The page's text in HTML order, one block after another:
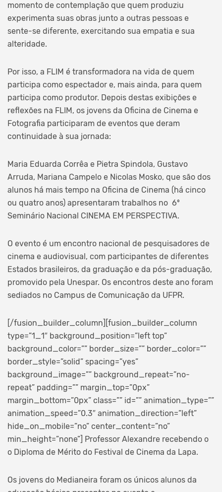
momento de contemplação que quem produziu
experimenta suas obras junto a outras pessoas e
sente-se diferente, exercitando sua empatia e sua
alteridade.
Por isso, a FLIM é transformadora na vida de quem
participa como espectador e, mais ainda, para quem
participa como produtor. Depois destas exibições e
reflexões na FLIM, os jovens da Oficina de Cinema e
Fotografia participaram de eventos que deram
continuidade à sua jornada:
Maria Eduarda Corrêa e Pietra Spindola, Gustavo
Arruda, Mariana Campelo e Nicolas Mosko, que são dos
alunos há mais tempo na Oficina de Cinema (há cinco
ou quatro anos) apresentaram trabalhos no 6º
Seminário Nacional CINEMA EM PERSPECTIVA.
O evento é um encontro nacional de pesquisadores de
cinema e audiovisual, com participantes de diferentes
Estados brasileiros, da graduação e da pós-graduação,
promovido pela Unespar. Os encontros deste ano foram
sediados no Campus de Comunicação da UFPR.
[/fusion_builder_column][fusion_builder_column
type=”1_1″ background_position=”left top”
background_color=”” border_size=”” border_color=””
border_style=”solid” spacing=”yes”
background_image=”” background_repeat=”no-
repeat” padding=”” margin_top=”0px”
margin_bottom=”0px” class=”” id=”” animation_type=””
animation_speed=”0.3″ animation_direction=”left”
hide_on_mobile=”no” center_content=”no”
min_height=”none”]
Professor Alexandre recebendo o
o Diploma de Mérito do Festival de Cinema da Lapa.
Os jovens do Medianeira foram os únicos alunos da